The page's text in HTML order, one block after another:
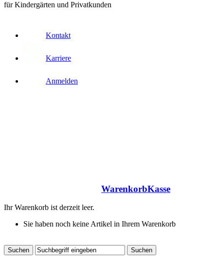
für Kindergärten und Privatkunden
Kontakt
Karriere
Anmelden
WarenkorbKasse
Ihr Warenkorb ist derzeit leer.
Sie haben noch keine Artikel in Ihrem Warenkorb